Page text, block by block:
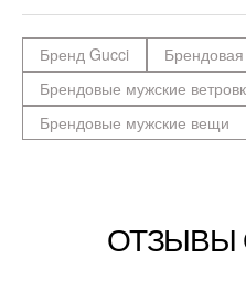
Бренд Gucci
Брендовые мужские
Брендовые мужские вещи
ОТЗЫВЫ